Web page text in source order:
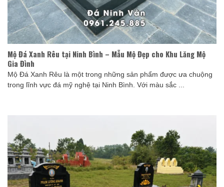
Mộ Đá Xanh Rêu tại Ninh Bình – Mẫu Mộ Đẹp cho Khu Lăng Mộ
Gia Đình
Mộ Đá Xanh Rêu là một trong những sản phẩm được ưa chuộng
trong lĩnh vực đá mỹ nghệ tại Ninh Bình. Với màu sắc ...